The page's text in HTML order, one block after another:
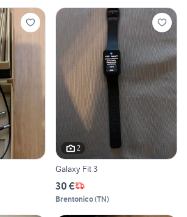
2
Galaxy Fit 3
30 €
Brentonico(TN)